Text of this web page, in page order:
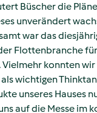
Büscher die
unverändert
war das
Flottenbranche
konnten
wichtigen
unseres Hauses
auf die Messe im